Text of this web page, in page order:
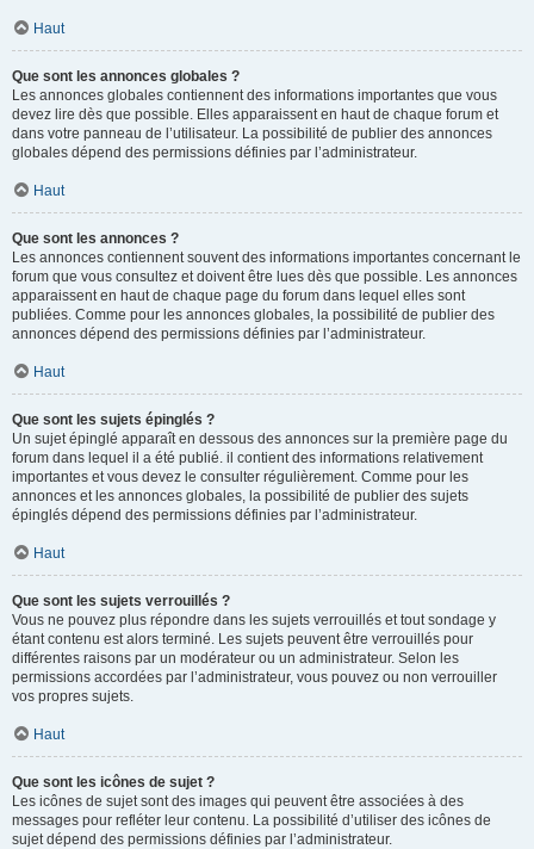
Haut
Que sont les annonces globales ?
Les annonces globales contiennent des informations importantes que vous
devez lire dès que possible. Elles apparaissent en haut de chaque forum et
dans votre panneau de l’utilisateur. La possibilité de publier des annonces
globales dépend des permissions définies par l’administrateur.
Haut
Que sont les annonces ?
Les annonces contiennent souvent des informations importantes concernant le
forum que vous consultez et doivent être lues dès que possible. Les annonces
apparaissent en haut de chaque page du forum dans lequel elles sont
publiées. Comme pour les annonces globales, la possibilité de publier des
annonces dépend des permissions définies par l’administrateur.
Haut
Que sont les sujets épinglés ?
Un sujet épinglé apparaît en dessous des annonces sur la première page du
forum dans lequel il a été publié. il contient des informations relativement
importantes et vous devez le consulter régulièrement. Comme pour les
annonces et les annonces globales, la possibilité de publier des sujets
épinglés dépend des permissions définies par l’administrateur.
Haut
Que sont les sujets verrouillés ?
Vous ne pouvez plus répondre dans les sujets verrouillés et tout sondage y
étant contenu est alors terminé. Les sujets peuvent être verrouillés pour
différentes raisons par un modérateur ou un administrateur. Selon les
permissions accordées par l’administrateur, vous pouvez ou non verrouiller
vos propres sujets.
Haut
Que sont les icônes de sujet ?
Les icônes de sujet sont des images qui peuvent être associées à des
messages pour refléter leur contenu. La possibilité d’utiliser des icônes de
sujet dépend des permissions définies par l’administrateur.